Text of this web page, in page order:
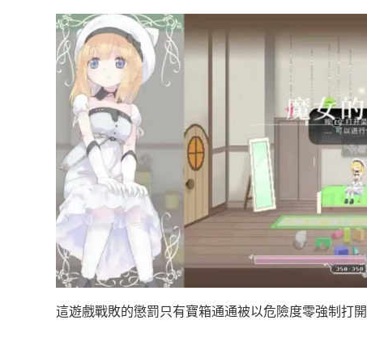
這遊戲戰敗的懲罰只有寶箱通通被以危險度零強制打開